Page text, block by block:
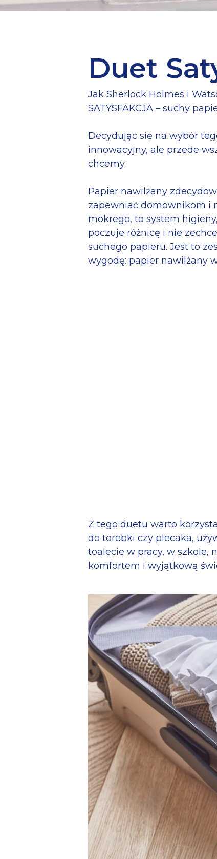
Naciśnij Enter, aby wyszukać lub
Duet
Jak Sherlock Holmes i
SATYSFAKCJA – suchy
Decydując się na wybór
innowacyjny, ale przede
chcemy.
Papier nawilżany
zapewniać domownikom i
mokrego, to system
poczuje różnicę i nie
suchego papieru. Jest to
wygodę: papier nawilżany
Z tego duetu warto
do torebki czy plecaka,
toalecie w pracy, w szkole,
komfortem i wyjątkową